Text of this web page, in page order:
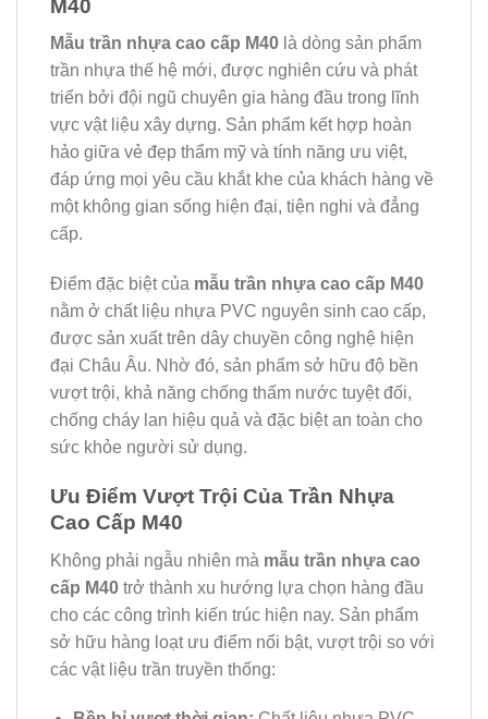
M40
Mẫu trần nhựa cao cấp M40 là dòng sản phẩm
trần nhựa thế hệ mới, được nghiên cứu và phát
triển bởi đội ngũ chuyên gia hàng đầu trong lĩnh
vực vật liệu xây dựng. Sản phẩm kết hợp hoàn
hảo giữa vẻ đẹp thẩm mỹ và tính năng ưu việt,
đáp ứng mọi yêu cầu khắt khe của khách hàng về
một không gian sống hiện đại, tiện nghi và đẳng
cấp.
Điểm đặc biệt của mẫu trần nhựa cao cấp M40
nằm ở chất liệu nhựa PVC nguyên sinh cao cấp,
được sản xuất trên dây chuyền công nghệ hiện
đại Châu Âu. Nhờ đó, sản phẩm sở hữu độ bền
vượt trội, khả năng chống thấm nước tuyệt đối,
chống cháy lan hiệu quả và đặc biệt an toàn cho
sức khỏe người sử dụng.
Ưu Điểm Vượt Trội Của Trần Nhựa
Cao Cấp M40
Không phải ngẫu nhiên mà mẫu trần nhựa cao
cấp M40 trở thành xu hướng lựa chọn hàng đầu
cho các công trình kiến trúc hiện nay. Sản phẩm
sở hữu hàng loạt ưu điểm nổi bật, vượt trội so với
các vật liệu trần truyền thống: